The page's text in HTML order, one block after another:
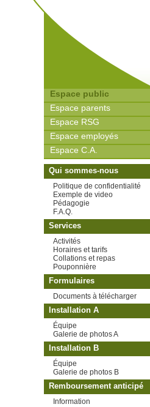
Espace public
Espace parents
Espace RSG
Espace employés
Espace C.A.
Qui sommes-nous
Politique de confidentialité
Exemple de video
Pédagogie
F.A.Q.
Services
Activités
Horaires et tarifs
Collations et repas
Pouponnière
Formulaires
Documents à télécharger
Installation A
Équipe
Galerie de photos A
Installation B
Équipe
Galerie de photos B
Remboursement anticipé
Information